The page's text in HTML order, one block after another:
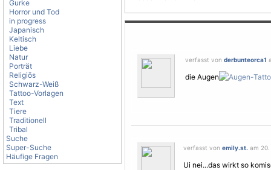
Gurke
Horror und Tod
in progress
Japanisch
Keltisch
Liebe
Natur
Porträt
Religiös
Schwarz-Weiß
Tattoo-Vorlagen
Text
Tiere
Traditionell
Tribal
Suche
Super-Suche
Häufige Fragen
verfasst von derbunteorca1
die Augen
verfasst von emily.st. am 20.
Ui nei...das wirkt so